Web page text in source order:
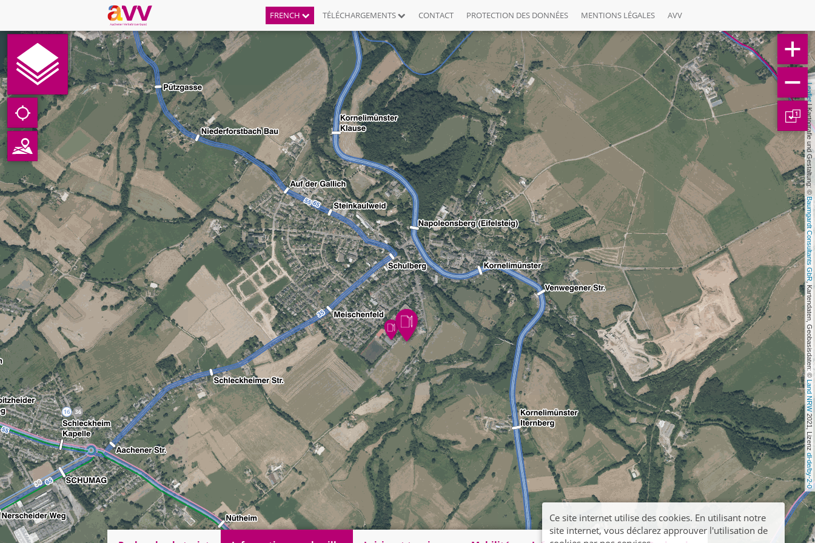
FRENCH TÉLÉCHARGEMENTS CONTACT PROTECTION DES DONNÉES MENTIONS LÉGALES AVV
Leaflet
| Kartografie und Gestaltung: ©
Baumgardt Consultants GbR
, Kartendaten, Geobasisdaten: ©
Land NRW
2021, Lizenz
dl-de/by-2-0
1
Ce site internet utilise des cookies. En utilisant notre
site internet, vous déclarez approuver l'utilisation de